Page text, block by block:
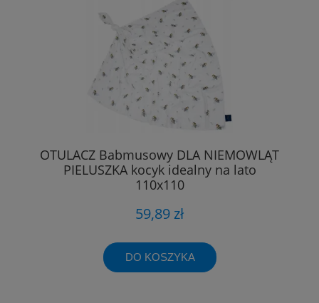
OTULACZ Babmusowy DLA NIEMOWLĄT
PIELUSZKA kocyk idealny na lato
110x110
59,89 zł
DO KOSZYKA